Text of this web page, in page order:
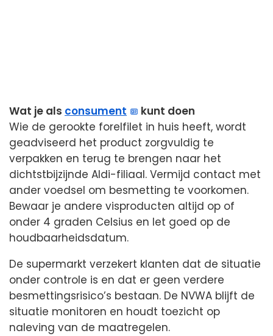
Wat je als consument
kunt doen
Wie de gerookte forelfilet in huis heeft, wordt
geadviseerd het product zorgvuldig te
verpakken en terug te brengen naar het
dichtstbijzijnde Aldi-filiaal. Vermijd contact met
ander voedsel om besmetting te voorkomen.
Bewaar je andere visproducten altijd op of
onder 4 graden Celsius en let goed op de
houdbaarheidsdatum.
De supermarkt verzekert klanten dat de situatie
onder controle is en dat er geen verdere
besmettingsrisico’s bestaan. De NVWA blijft de
situatie monitoren en houdt toezicht op
naleving van de maatregelen.